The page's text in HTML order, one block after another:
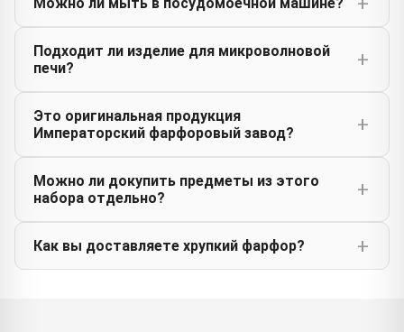
Подходит ли изделие для микроволновой
печи?
Это оригинальная продукция
Императорский фарфоровый завод?
Можно ли докупить предметы из этого
набора отдельно?
Как вы доставляете хрупкий фарфор?